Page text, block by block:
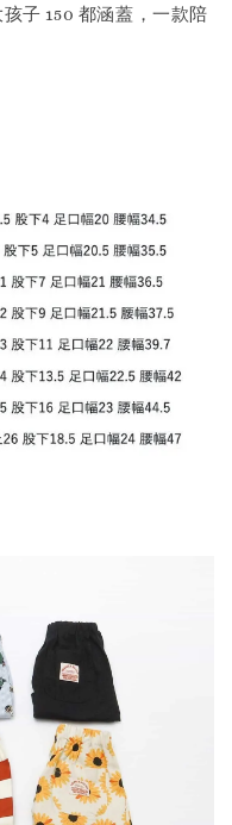
子 150 都涵蓋，一款陪